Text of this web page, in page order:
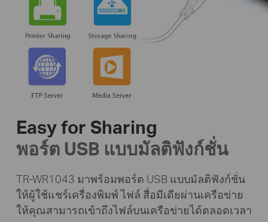
Easy for Sharing
พอร์ต USB แบบมัลติฟังก์ชั่น
TR-WR1043 มาพร้อมพอร์ต USB แบบมัลติฟังก์ชั่น
ให้ผู้ใช้แชร์เครื่องพิมพ์ ไฟล์ สื่อมีเดียผ่านเครือข่าย
ให้คุณสามารถเข้าถึงไฟล์บนเครือข่ายได้ตลอดเวลา